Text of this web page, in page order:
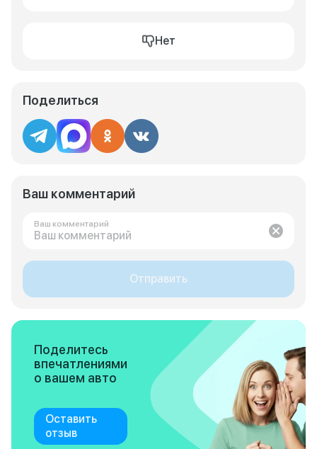
Нет
Поделиться
Ваш комментарий
Ваш комментарий
Отправить
Поделитесь
впечатлениями
о вашем авто
Оставить
отзыв